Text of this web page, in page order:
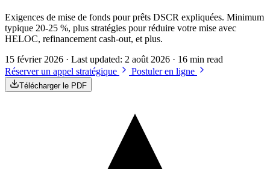
Exigences de mise de fonds pour prêts DSCR expliquées. Minimum
typique 20-25 %, plus stratégies pour réduire votre mise avec
HELOC, refinancement cash-out, et plus.
15 février 2026 · Last updated: 2 août 2026 · 16 min read
Réserver un appel stratégique
Postuler en ligne
Télécharger le PDF